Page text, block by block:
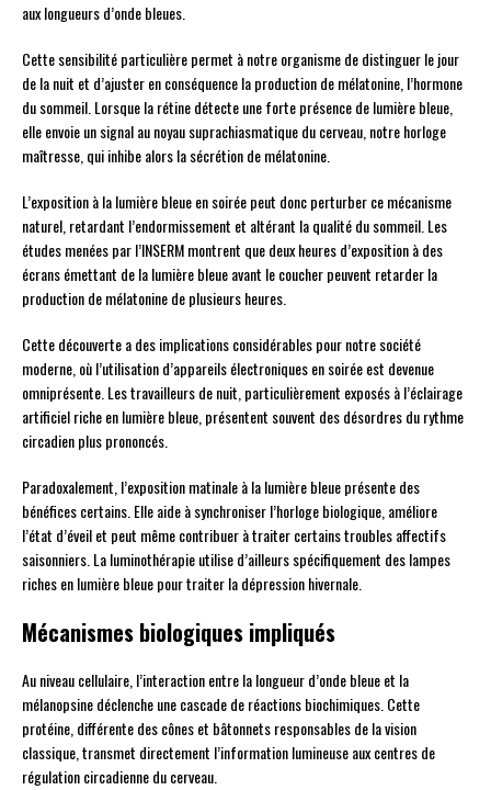
aux longueurs d’onde bleues.
Cette sensibilité particulière permet à notre organisme de distinguer le jour
de la nuit et d’ajuster en conséquence la production de mélatonine, l’hormone
du sommeil. Lorsque la rétine détecte une forte présence de lumière bleue,
elle envoie un signal au noyau suprachiasmatique du cerveau, notre horloge
maîtresse, qui inhibe alors la sécrétion de mélatonine.
L’exposition à la lumière bleue en soirée peut donc perturber ce mécanisme
naturel, retardant l’endormissement et altérant la qualité du sommeil. Les
études menées par l’INSERM montrent que deux heures d’exposition à des
écrans émettant de la lumière bleue avant le coucher peuvent retarder la
production de mélatonine de plusieurs heures.
Cette découverte a des implications considérables pour notre société
moderne, où l’utilisation d’appareils électroniques en soirée est devenue
omniprésente. Les travailleurs de nuit, particulièrement exposés à l’éclairage
artificiel riche en lumière bleue, présentent souvent des désordres du rythme
circadien plus prononcés.
Paradoxalement, l’exposition matinale à la lumière bleue présente des
bénéfices certains. Elle aide à synchroniser l’horloge biologique, améliore
l’état d’éveil et peut même contribuer à traiter certains troubles affectifs
saisonniers. La luminothérapie utilise d’ailleurs spécifiquement des lampes
riches en lumière bleue pour traiter la dépression hivernale.
Mécanismes biologiques impliqués
Au niveau cellulaire, l’interaction entre la longueur d’onde bleue et la
mélanopsine déclenche une cascade de réactions biochimiques. Cette
protéine, différente des cônes et bâtonnets responsables de la vision
classique, transmet directement l’information lumineuse aux centres de
régulation circadienne du cerveau.